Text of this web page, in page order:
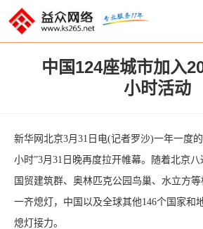
中国124座城市加入
小时活动
新华网北京3月31日电(记者罗沙)一年一度
小时”3月31日晚再度拉开帷幕。随着北京
国贸建筑群、奥林匹克公园鸟巢、水立方
一齐熄灯，中国以及全球其他146个国家和
熄灯接力。